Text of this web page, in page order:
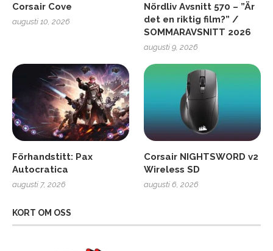
Corsair Cove
augusti 10, 2026
Nördliv Avsnitt 570 – ”Är
det en riktig film?” /
SOMMARAVSNITT 2026
augusti 9, 2026
Förhandstitt: Pax
Autocratica
augusti 7, 2026
Corsair NIGHTSWORD v2
Wireless SD
augusti 6, 2026
KORT OM OSS